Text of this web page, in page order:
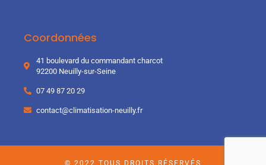
Coordonnées
41 boulevard du commandant charcot
92200 Neuilly-sur-Seine
07 49 87 20 29
contact@climatisation-neuilly.fr
© 2022 TOUS DROITS RÉSERVÉS